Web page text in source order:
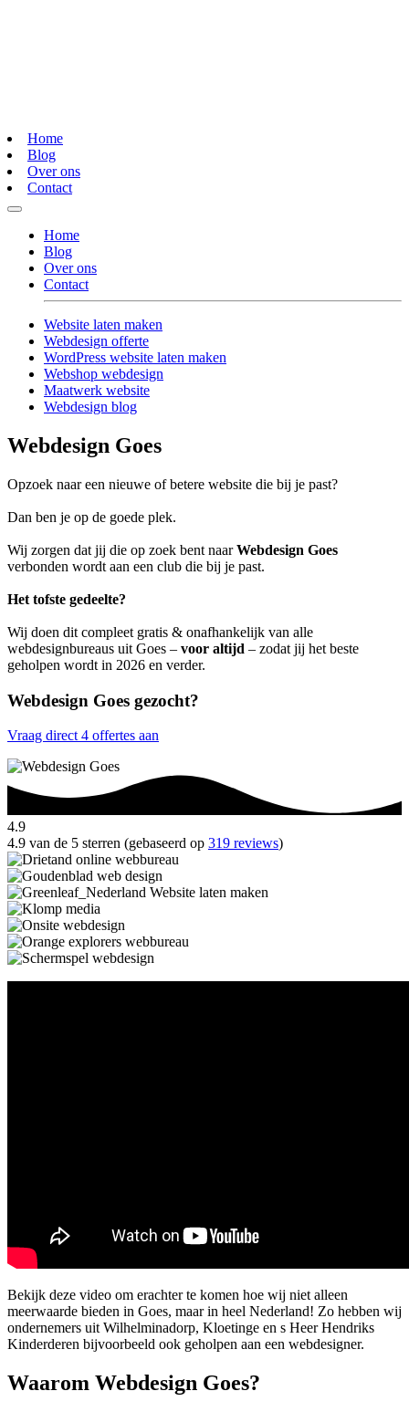
Home
Blog
Over ons
Contact
Home
Blog
Over ons
Contact
Website laten maken
Webdesign offerte
WordPress website laten maken
Webshop webdesign
Maatwerk website
Webdesign blog
Webdesign Goes
Opzoek naar een nieuwe of betere website die bij je past?
Dan ben je op de goede plek.
Wij zorgen dat jij die op zoek bent naarWebdesign Goes
verbonden wordt aan een club die bij je past.
Het tofste gedeelte?
Wij doen dit compleet gratis & onafhankelijk van alle
webdesignbureaus uit Goes – voor altijd – zodat jij het beste
geholpen wordt in 2026 en verder.
Webdesign Goes gezocht?
Vraag direct 4 offertes aan
4.9
4.9 van de 5 sterren (gebaseerd op 319 reviews)
Bekijk deze video om erachter te komen hoe wij niet alleen
meerwaarde bieden in Goes, maar in heel Nederland! Zo hebben wij
ondernemers uit Wilhelminadorp, Kloetinge en s Heer Hendriks
Kinderderen bijvoorbeeld ook geholpen aan een webdesigner.
Waarom Webdesign Goes?